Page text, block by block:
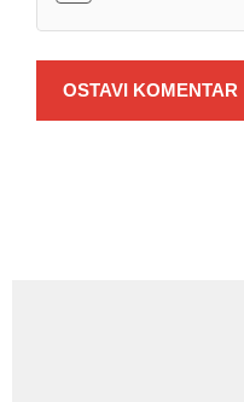
OSTAVI KOMENTAR